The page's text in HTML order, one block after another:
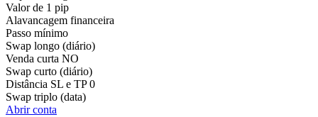
Valor de 1 pip
Alavancagem financeira
Passo mínimo
Swap longo (diário)
Venda curta NO
Swap curto (diário)
Distância SL e TP 0
Swap triplo (data)
Abrir conta